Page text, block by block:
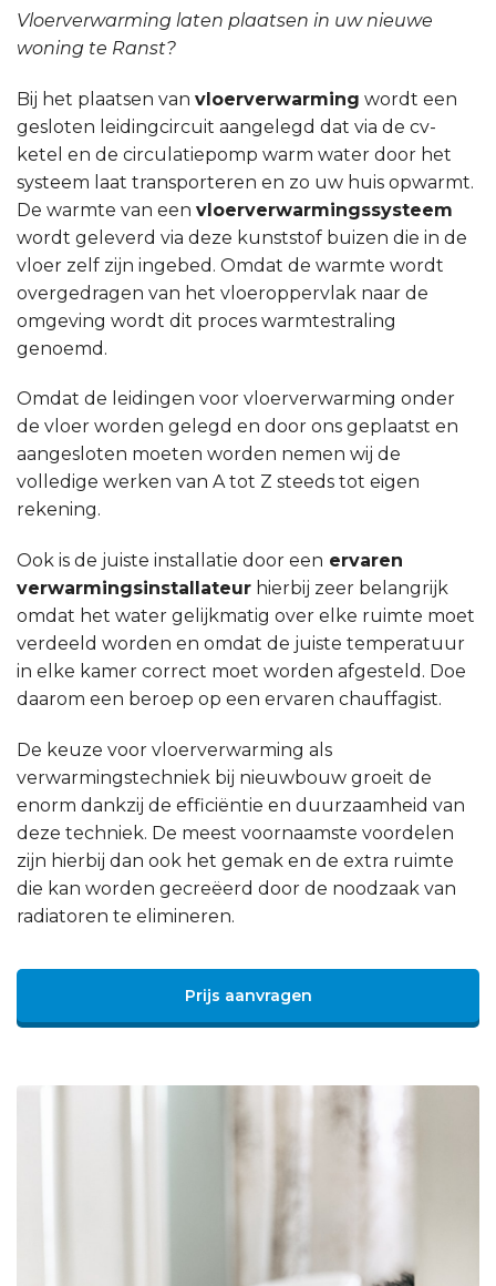
Vloerverwarming laten plaatsen in uw nieuwe
woning te Ranst?
Bij het plaatsen van vloerverwarming wordt een
gesloten leidingcircuit aangelegd dat via de cv-
ketel en de circulatiepomp warm water door het
systeem laat transporteren en zo uw huis opwarmt.
De warmte van een vloerverwarmingssysteem
wordt geleverd via deze kunststof buizen die in de
vloer zelf zijn ingebed. Omdat de warmte wordt
overgedragen van het vloeroppervlak naar de
omgeving wordt dit proces warmtestraling
genoemd.
Omdat de leidingen voor vloerverwarming onder
de vloer worden gelegd en door ons geplaatst en
aangesloten moeten worden nemen wij de
volledige werken van A tot Z steeds tot eigen
rekening.
Ook is de juiste installatie door een ervaren
verwarmingsinstallateur hierbij zeer belangrijk
omdat het water gelijkmatig over elke ruimte moet
verdeeld worden en omdat de juiste temperatuur
in elke kamer correct moet worden afgesteld. Doe
daarom een beroep op een ervaren chauffagist.
De keuze voor vloerverwarming als
verwarmingstechniek bij nieuwbouw groeit de
enorm dankzij de efficiëntie en duurzaamheid van
deze techniek. De meest voornaamste voordelen
zijn hierbij dan ook het gemak en de extra ruimte
die kan worden gecreëerd door de noodzaak van
radiatoren te elimineren.
Prijs aanvragen